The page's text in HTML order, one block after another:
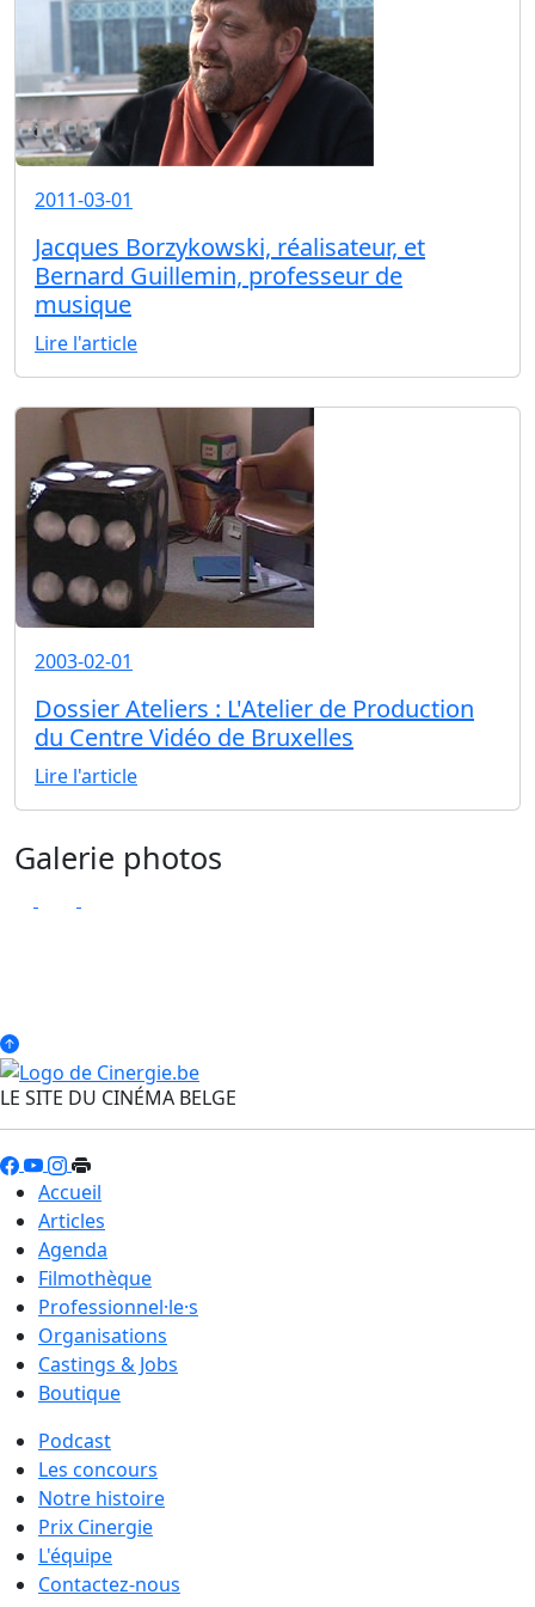
2011-03-01
Jacques Borzykowski, réalisateur, et
Bernard Guillemin, professeur de
musique
Lire l'article
2003-02-01
Dossier Ateliers : L'Atelier de Production
du Centre Vidéo de Bruxelles
Lire l'article
Galerie photos
LE SITE DU CINÉMA BELGE
Accueil
Articles
Agenda
Filmothèque
Professionnel·le·s
Organisations
Castings & Jobs
Boutique
Podcast
Les concours
Notre histoire
Prix Cinergie
L'équipe
Contactez-nous